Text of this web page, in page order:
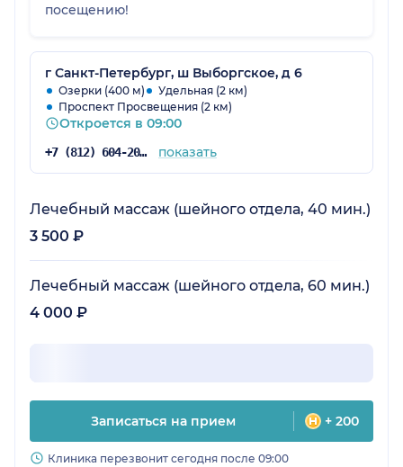
посещению!
г Санкт-Петербург, ш Выборгское, д 6
Озерки (400 м)
Удельная (2 км)
Проспект Просвещения (2 км)
Откроется в 09:00
+7 (812) 604-20-47 показать
Лечебный массаж (шейного отдела, 40 мин.)
3 500 ₽
Лечебный массаж (шейного отдела, 60 мин.)
4 000 ₽
Записаться на прием + 200
Клиника перезвонит сегодня после 09:00